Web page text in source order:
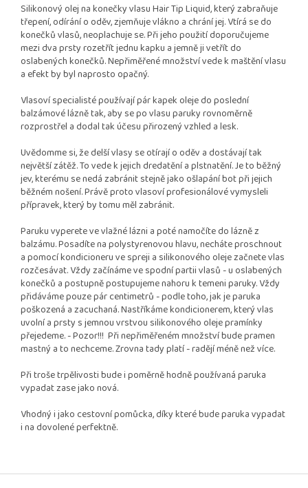
Silikonový olej na konečky vlasu Hair Tip Liquid, který zabraňuje
třepení, odírání o oděv, zjemňuje vlákno a chrání jej. Vtírá se do
konečků vlasů, neoplachuje se. Při jeho použití doporučujeme
mezi dva prsty rozetřít jednu kapku a jemně ji vetřít do
oslabených konečků. Nepřiměřené množství vede k maštění vlasu
a efekt by byl naprosto opačný.
Vlasoví specialisté používají pár kapek oleje do poslední
balzámové lázně tak, aby se po vlasu paruky rovnoměrně
rozprostřel a dodal tak účesu přirozený vzhled a lesk.
Uvědomme si, že delší vlasy se otírají o oděv a dostávají tak
největší zátěž. To vede k jejich dredatění a plstnatění. Je to běžný
jev, kterému se nedá zabránit stejně jako ošlapání bot při jejich
běžném nošení. Právě proto vlasoví profesionálové vymysleli
přípravek, který by tomu měl zabránit.
Paruku vyperete ve vlažné lázni a poté namočíte do lázně z
balzámu. Posadíte na polystyrenovou hlavu, necháte proschnout
a pomocí kondicioneru ve spreji a silikonového oleje začnete vlas
rozčesávat. Vždy začínáme ve spodní partii vlasů - u oslabených
konečků a postupně postupujeme nahoru k temeni paruky. Vždy
přidáváme pouze pár centimetrů - podle toho, jak je paruka
poškozená a zacuchaná. Nastříkáme kondicionerem, který vlas
uvolní a prsty s jemnou vrstvou silikonového oleje pramínky
přejedeme. - Pozor!!! Při nepřiměřeném množství bude pramen
mastný a to nechceme. Zrovna tady platí - radějí méně než více.
Při troše trpělivosti bude i poměrně hodně používaná paruka
vypadat zase jako nová.
Vhodný i jako cestovní pomůcka, díky které bude paruka vypadat
i na dovolené perfektně.
Z